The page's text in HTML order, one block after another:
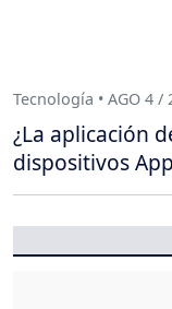
Tecnología • AGO 4 /
¿La aplicación
dispositivos